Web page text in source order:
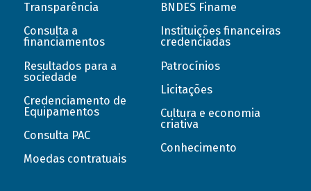
Transparência
Consulta a
financiamentos
Resultados para a
sociedade
Credenciamento de
Equipamentos
Consulta PAC
Moedas contratuais
BNDES Finame
Instituições financeiras
credenciadas
Patrocínios
Licitações
Cultura e economia
criativa
Conhecimento